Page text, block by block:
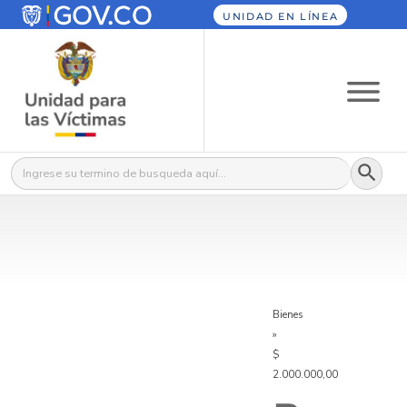
UNIDAD EN LÍNEA
Buscar: Botón
Bienes
»
$
2.000.000,00